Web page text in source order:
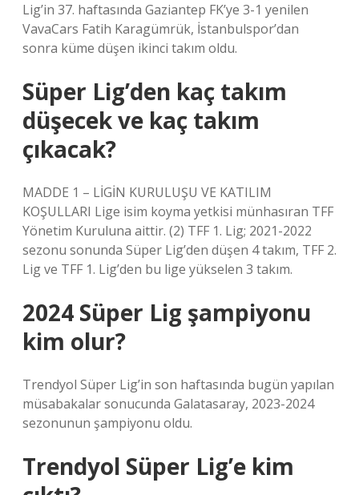
Lig’in 37. haftasında Gaziantep FK’ye 3-1 yenilen
VavaCars Fatih Karagümrük, İstanbulspor’dan
sonra küme düşen ikinci takım oldu.
Süper Lig’den kaç takım
düşecek ve kaç takım
çıkacak?
MADDE 1 – LİGİN KURULUŞU VE KATILIM
KOŞULLARI Lige isim koyma yetkisi münhasıran TFF
Yönetim Kuruluna aittir. (2) TFF 1. Lig; 2021-2022
sezonu sonunda Süper Lig’den düşen 4 takım, TFF 2.
Lig ve TFF 1. Lig’den bu lige yükselen 3 takım.
2024 Süper Lig şampiyonu
kim olur?
Trendyol Süper Lig’in son haftasında bugün yapılan
müsabakalar sonucunda Galatasaray, 2023-2024
sezonunun şampiyonu oldu.
Trendyol Süper Lig’e kim